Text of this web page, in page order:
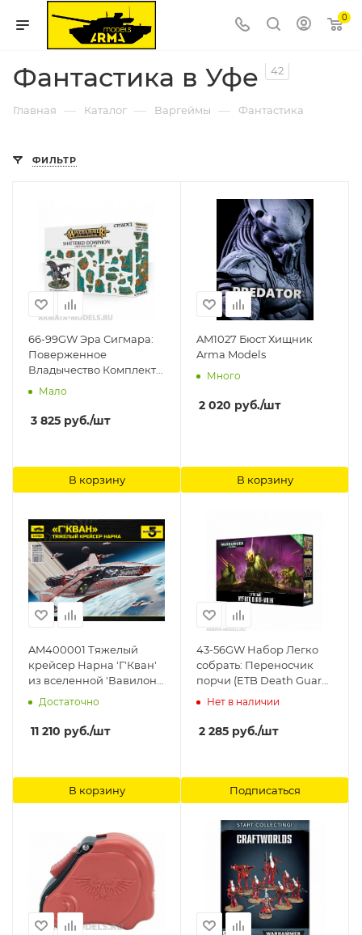
0
Фантастика в Уфе 42
Главная — Каталог — Варгеймы — Фантастика
ФИЛЬТР
66-99GW Эра Сигмара:
Поверженное
Владычество Комплект
художественных
оформления подставок
(Aos: Shattered
Мало
3 825 руб./шт
В корзину
AM1027 Бюст Хищник
Arma Models
Много
2 020 руб./шт
В корзину
AM400001 Тяжелый
крейсер Нарна 'Г'Кван'
из вселенной 'Вавилон
5' Arma Models, 1/2700
Достаточно
11 210 руб./шт
В корзину
43-56GW Набор Легко
собрать: Переносчик
порчи (ETB Death Guard
Myphitic Blight-Hauler)
Нет в наличии
2 285 руб./шт
Подписаться